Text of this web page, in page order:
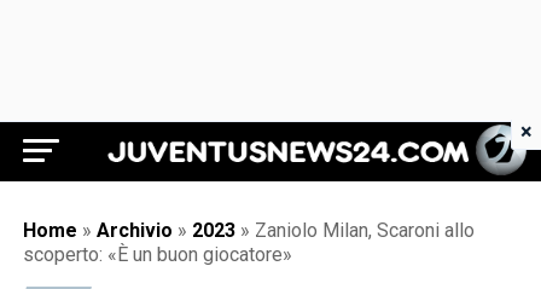
Juventus News 24
Home » Archivio » 2023 » Zaniolo Milan, Scaroni allo
scoperto: «È un buon giocatore»
×